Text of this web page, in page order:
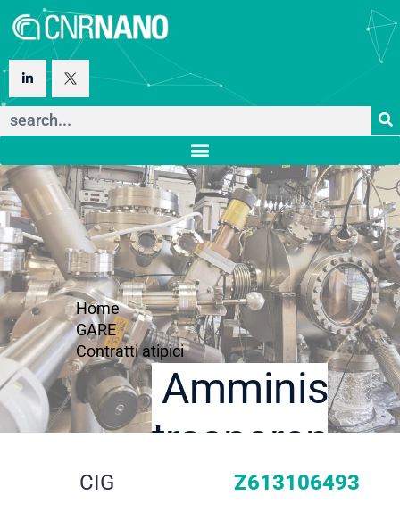
Home
GARE
Contratti atipici
trasparente
dettaglio
CIG Z613106493